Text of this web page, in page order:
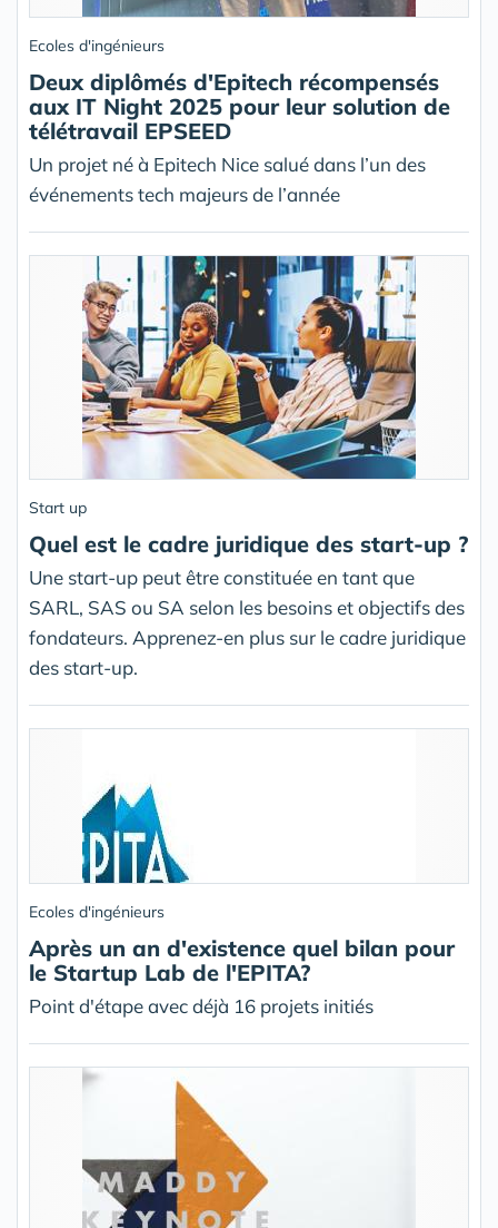
Ecoles d'ingénieurs
Deux diplômés d'Epitech récompensés
aux IT Night 2025 pour leur solution de
télétravail EPSEED
Un projet né à Epitech Nice salué dans l’un des
événements tech majeurs de l’année
Start up
Quel est le cadre juridique des start-up ?
Une start-up peut être constituée en tant que
SARL, SAS ou SA selon les besoins et objectifs des
fondateurs. Apprenez-en plus sur le cadre juridique
des start-up.
Ecoles d'ingénieurs
Après un an d'existence quel bilan pour
le Startup Lab de l'EPITA?
Point d'étape avec déjà 16 projets initiés